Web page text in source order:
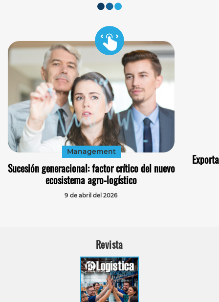
Management
Sucesión generacional: factor crítico del nuevo
ecosistema agro-logístico
9 de abril del 2026
Revista